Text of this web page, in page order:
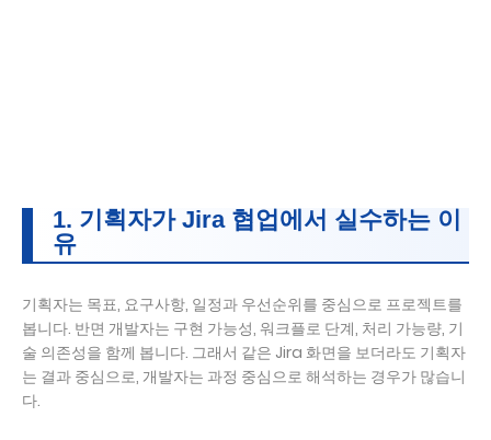
1. 기획자가 Jira 협업에서 실수하는 이
유
기획자는 목표, 요구사항, 일정과 우선순위를 중심으로 프로젝트를
봅니다. 반면 개발자는 구현 가능성, 워크플로 단계, 처리 가능량, 기
술 의존성을 함께 봅니다. 그래서 같은 Jira 화면을 보더라도 기획자
는 결과 중심으로, 개발자는 과정 중심으로 해석하는 경우가 많습니
다.